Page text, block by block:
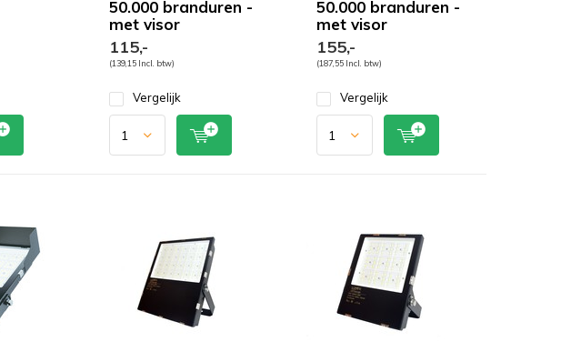
50.000 branduren -
met visor
115,-
(139,15 Incl. btw)
Vergelijk
50.000 branduren -
met visor
155,-
(187,55 Incl. btw)
Vergelijk